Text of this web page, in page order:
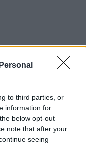
to third parties, or
information for
below opt-out
note that after your
seeing
megismerjük